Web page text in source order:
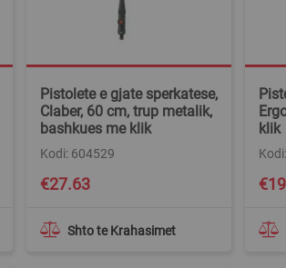
Pistolete e gjate sperkatese,
Claber, 60 cm, trup metalik,
bashkues me klik
Kodi: 604529
Shto te Krahasimet
€27.63
klik